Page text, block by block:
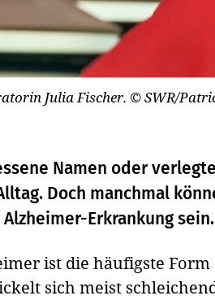
Julia Fischer. © SWR/
Namen oder
Doch manchmal
Erkrankung sein.
ist die häufigste
sich meist